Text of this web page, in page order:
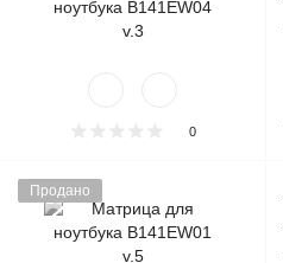
0
Продано